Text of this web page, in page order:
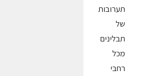
תערובות
של
תבלינים
מכל
רחבי